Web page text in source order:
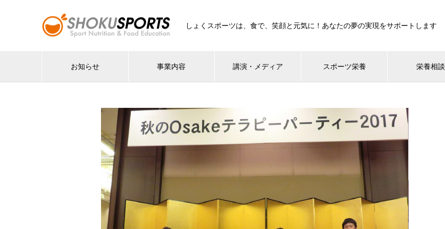
しょくスポーツは、食で、笑顔と元気に！あなたの夢の実現をサポートします
お知らせ 事業内容 講演・メディア スポーツ栄養 栄養相談